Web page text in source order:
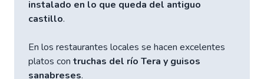
instalado en lo que queda del antiguo
castillo.
En los restaurantes locales se hacen excelentes
platos con truchas del río Tera y guisos
sanabreses.